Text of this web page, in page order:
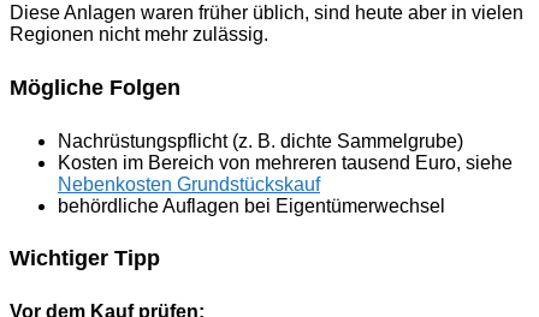
Diese Anlagen waren früher üblich, sind heute aber in vielen
Regionen nicht mehr zulässig.
Mögliche Folgen
Nachrüstungspflicht (z. B. dichte Sammelgrube)
Kosten im Bereich von mehreren tausend Euro, siehe
Nebenkosten Grundstückskauf
behördliche Auflagen bei Eigentümerwechsel
Wichtiger Tipp
Vor dem Kauf prüfen: